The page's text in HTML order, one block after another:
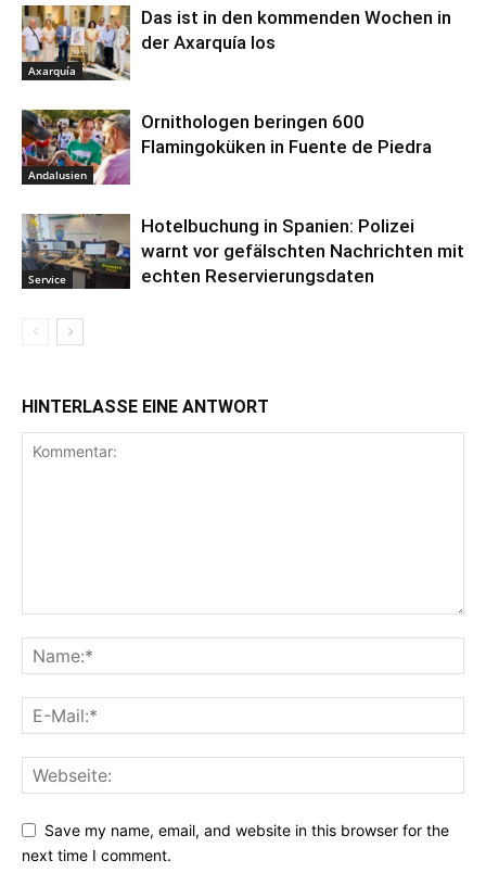
Axarquía
Das ist in den kommenden Wochen in
der Axarquía los
Andalusien
Ornithologen beringen 600
Flamingoküken in Fuente de Piedra
Service
Hotelbuchung in Spanien: Polizei
warnt vor gefälschten Nachrichten mit
echten Reservierungsdaten
HINTERLASSE EINE ANTWORT
Save my name, email, and website in this browser for the
next time I comment.